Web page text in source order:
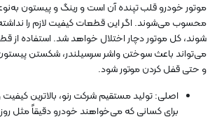
موتور خودرو قلب تپنده آن است و رینگ و پیستون
محسوب می‌شوند. اگر این قطعات کیفیت لازم را
شوند، کل موتور دچار اختلال خواهد شد. استفاده از
می‌تواند باعث سوختن واشر سرسیلندر، شکستن
و حتی قفل کردن موتور شود.
اصلی: تولید مستقیم شرکت رنو، بالاترین کیفیت
برای کسانی که می‌خواهند خودرو دقیقاً مثل روز